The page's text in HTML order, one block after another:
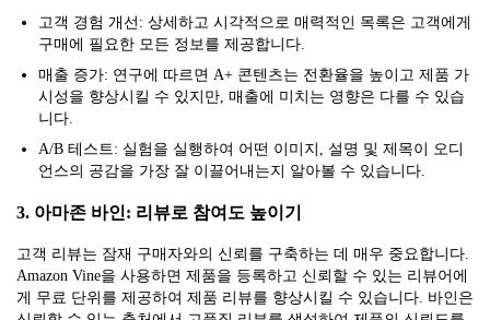
고객 경험 개선: 상세하고 시각적으로 매력적인 목록은 고객에게
구매에 필요한 모든 정보를 제공합니다.
매출 증가: 연구에 따르면 A+ 콘텐츠는 전환율을 높이고 제품 가
시성을 향상시킬 수 있지만, 매출에 미치는 영향은 다를 수 있습
니다.
A/B 테스트: 실험을 실행하여 어떤 이미지, 설명 및 제목이 오디
언스의 공감을 가장 잘 이끌어내는지 알아볼 수 있습니다.
3. 아마존 바인: 리뷰로 참여도 높이기
고객 리뷰는 잠재 구매자와의 신뢰를 구축하는 데 매우 중요합니다.
Amazon Vine을 사용하면 제품을 등록하고 신뢰할 수 있는 리뷰어에
게 무료 단위를 제공하여 제품 리뷰를 향상시킬 수 있습니다. 바인은